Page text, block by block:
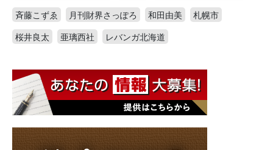
斉藤こずゑ
月刊財界さっぽろ 和田由美
札幌市
桜井良太
亜璃西社 レバンガ北海道